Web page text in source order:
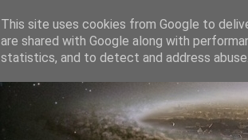
Regensburger Tagebuch
This site uses cookies from Google to
are shared with Google along with
statistics, and to detect and address abuse.